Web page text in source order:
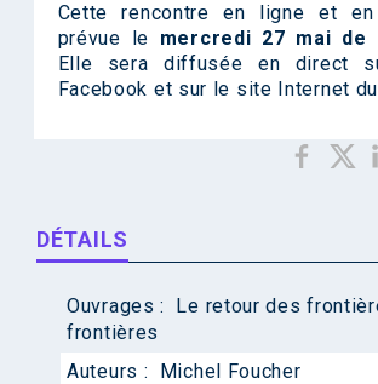
Cette rencontre en ligne et
prévue le mercredi 27 mai de
Elle sera diffusée en direct
Facebook et sur le site Internet
DÉTAILS
Ouvrages : Le retour des
frontières
Auteurs :
Michel Foucher